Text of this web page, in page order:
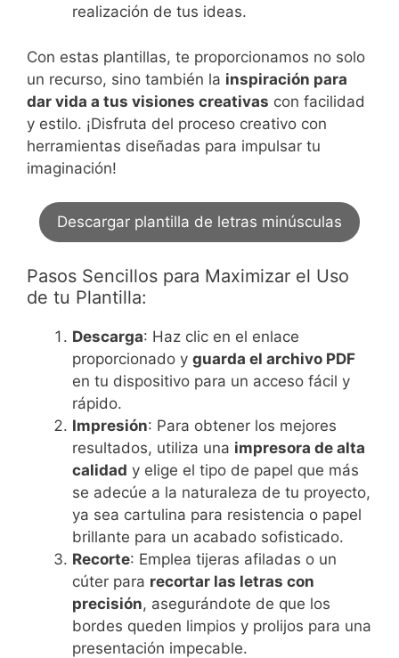
realización de tus ideas.
Con estas plantillas, te proporcionamos no solo
un recurso, sino también la inspiración para
dar vida a tus visiones creativas con facilidad
y estilo. ¡Disfruta del proceso creativo con
herramientas diseñadas para impulsar tu
imaginación!
Descargar plantilla de letras minúsculas
Pasos Sencillos para Maximizar el Uso
de tu Plantilla:
Descarga: Haz clic en el enlace
proporcionado y guarda el archivo PDF
en tu dispositivo para un acceso fácil y
rápido.
Impresión: Para obtener los mejores
resultados, utiliza una impresora de alta
calidad y elige el tipo de papel que más
se adecúe a la naturaleza de tu proyecto,
ya sea cartulina para resistencia o papel
brillante para un acabado sofisticado.
Recorte: Emplea tijeras afiladas o un
cúter para recortar las letras con
precisión, asegurándote de que los
bordes queden limpios y prolijos para una
presentación impecable.